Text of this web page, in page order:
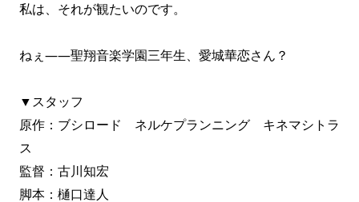
私は、それが観たいのです。
ねぇ――聖翔音楽学園三年生、愛城華恋さん？
▼スタッフ
原作：ブシロード ネルケプランニング キネマシトラ
ス
監督：古川知宏
脚本：樋口達人